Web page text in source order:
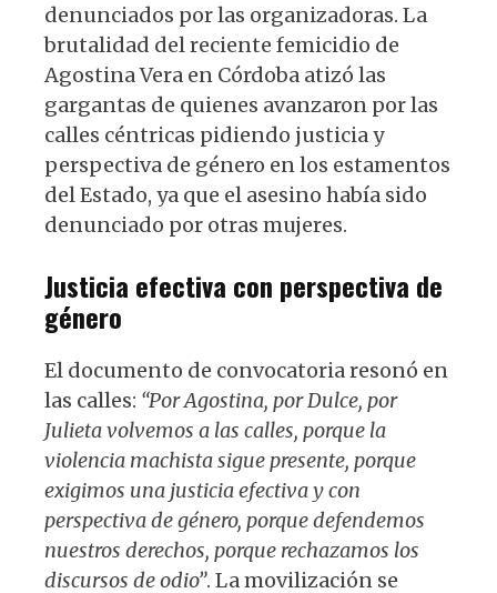
denunciados por las organizadoras. La
brutalidad del reciente femicidio de
Agostina Vera en Córdoba atizó las
gargantas de quienes avanzaron por las
calles céntricas pidiendo justicia y
perspectiva de género en los estamentos
del Estado, ya que el asesino había sido
denunciado por otras mujeres.
Justicia efectiva con perspectiva de
género
El documento de convocatoria resonó en
las calles: “Por Agostina, por Dulce, por
Julieta volvemos a las calles, porque la
violencia machista sigue presente, porque
exigimos una justicia efectiva y con
perspectiva de género, porque defendemos
nuestros derechos, porque rechazamos los
discursos de odio”. La movilización se